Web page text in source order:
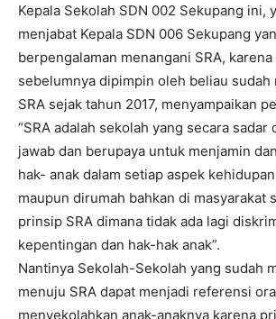
Kepala Sekolah SDN 002 Sekupang ini,
menjabat Kepala SDN 006 Sekupang
berpengalaman menangani SRA,
sebelumnya dipimpin oleh beliau sudah
SRA sejak tahun 2017, menyampaikan
“SRA adalah sekolah yang secara
jawab dan berupaya untuk menjamin
hak- anak dalam setiap aspek
maupun dirumah bahkan di masyarakat
prinsip SRA dimana tidak ada lagi
kepentingan dan hak-hak anak”.
Nantinya Sekolah-Sekolah yang sudah
menuju SRA dapat menjadi referensi
menyekolahkan anak-anaknya karena